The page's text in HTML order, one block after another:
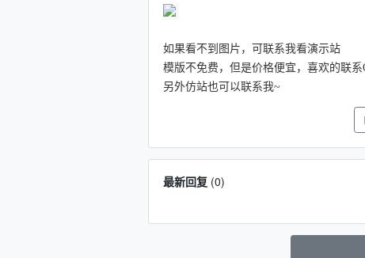
如果看不到图片，可联系我看演示站
模版不免费，但是价格便宜，喜欢的联系
另外仿站也可以联系我~
最新回复(0)